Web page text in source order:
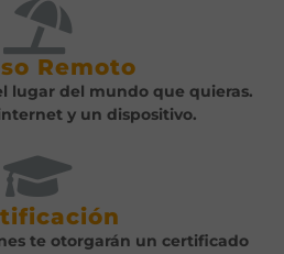
Remoto
lugar del mundo que quieras.
y un dispositivo.
te otorgarán un certificado